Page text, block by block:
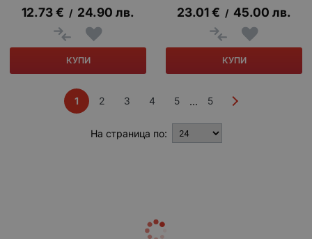
12.73€ / 24.90 лв.
КУПИ
23.01€ / 45.00 лв.
КУПИ
1 2 3 4 5 ... 5
На страница по: